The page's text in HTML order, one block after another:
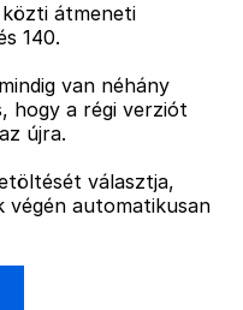
átmeneti
140.
van néhány
hogy a régi verziót
újra.
választja,
végén automatikusan